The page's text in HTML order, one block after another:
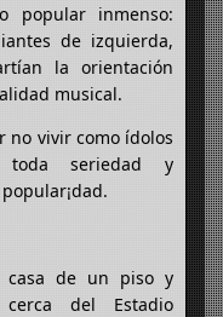
popular inmenso:
de izquierda,
la orientación
musical.
no vivir como ídolos
toda seriedad y
casa de un piso y
del Estadio